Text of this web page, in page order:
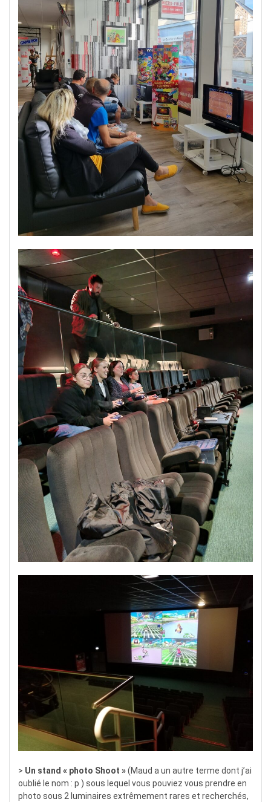
> Un stand « photo Shoot »(Maud a un autre terme dont j’ai
oublié le nom : p ) sous lequel vous pouviez vous prendre en
photo sous 2 luminaires extrêmement rares et recherchés,